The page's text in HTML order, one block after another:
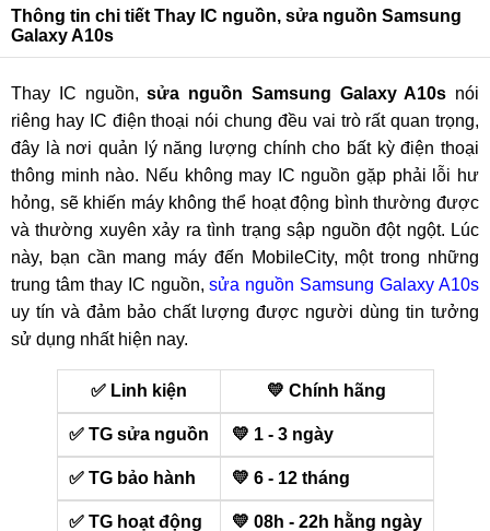
Thông tin chi tiết Thay IC nguồn, sửa nguồn Samsung
Galaxy A10s
Thay IC nguồn,sửa nguồn Samsung Galaxy A10s nói
riêng hay IC điện thoại nói chung đều vai trò rất quan trọng,
đây là nơi quản lý năng lượng chính cho bất kỳ điện thoại
thông minh nào. Nếu không may IC nguồn gặp phải lỗi hư
hỏng, sẽ khiến máy không thể hoạt động bình thường được
và thường xuyên xảy ra tình trạng sập nguồn đột ngột. Lúc
này, bạn cần mang máy đến MobileCity, một trong những
trung tâm thay IC nguồn,sửa nguồn Samsung Galaxy A10s
uy tín và đảm bảo chất lượng được người dùng tin tưởng
sử dụng nhất hiện nay.
✅ Linh kiện 💛 Chính hãng
✅ TG sửa nguồn 💛 1 - 3 ngày
✅ TG bảo hành 💛 6 - 12 tháng
✅ TG hoạt động 💛 08h - 22h hằng ngày